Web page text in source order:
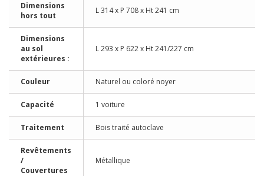
Dimensions
hors tout
L 314 x P 708 x Ht 241 cm
Dimensions
au sol
extérieures :
L 293 x P 622 x Ht 241/227 cm
Couleur Naturel ou coloré noyer
Capacité 1 voiture
Traitement Bois traité autoclave
Revêtements
/
Couvertures
Métallique